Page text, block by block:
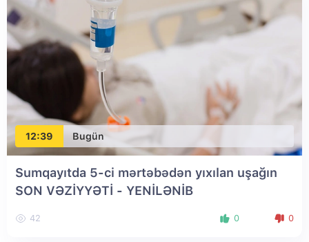
12:39 Bugün
Sumqayıtda 5-ci mərtəbədən yıxılan uşağın
SON VƏZİYYƏTİ - YENİLƏNİB
42 0 0